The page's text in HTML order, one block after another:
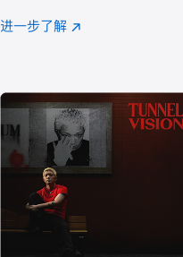
注
进一步了解 Apple
(在
口
中
打
开)